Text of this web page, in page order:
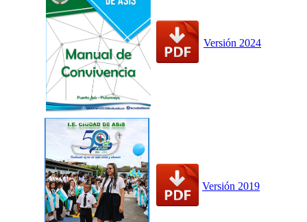
Versión 2024
Versión 2019